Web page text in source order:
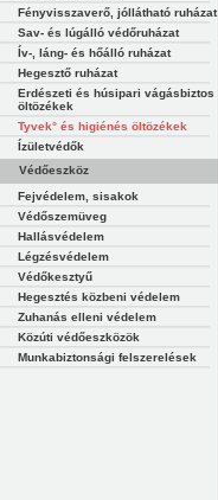
Fényvisszaverő, jóllátható ruházat
Sav- és lúgálló védőruházat
Ív-, láng- és hőálló ruházat
Hegesztő ruházat
Erdészeti és húsipari vágásbiztos
öltözékek
Tyvek° és higiénés öltözékek
Ízületvédők
Védőeszköz
Fejvédelem, sisakok
Védőszemüveg
Hallásvédelem
Légzésvédelem
Védőkesztyű
Hegesztés közbeni védelem
Zuhanás elleni védelem
Közúti védőeszközök
Munkabiztonsági felszerelések